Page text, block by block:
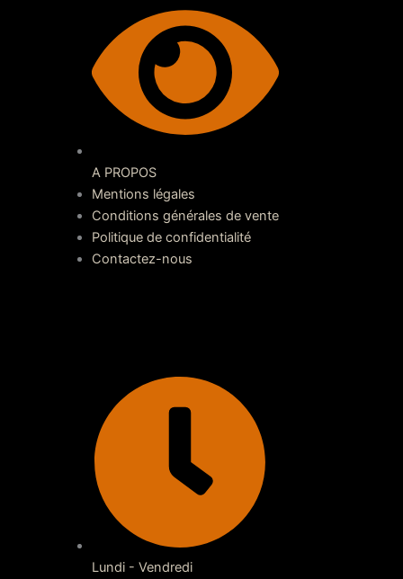
A PROPOS
Mentions légales
Conditions générales de vente
Politique de confidentialité
Contactez-nous
Lundi - Vendredi